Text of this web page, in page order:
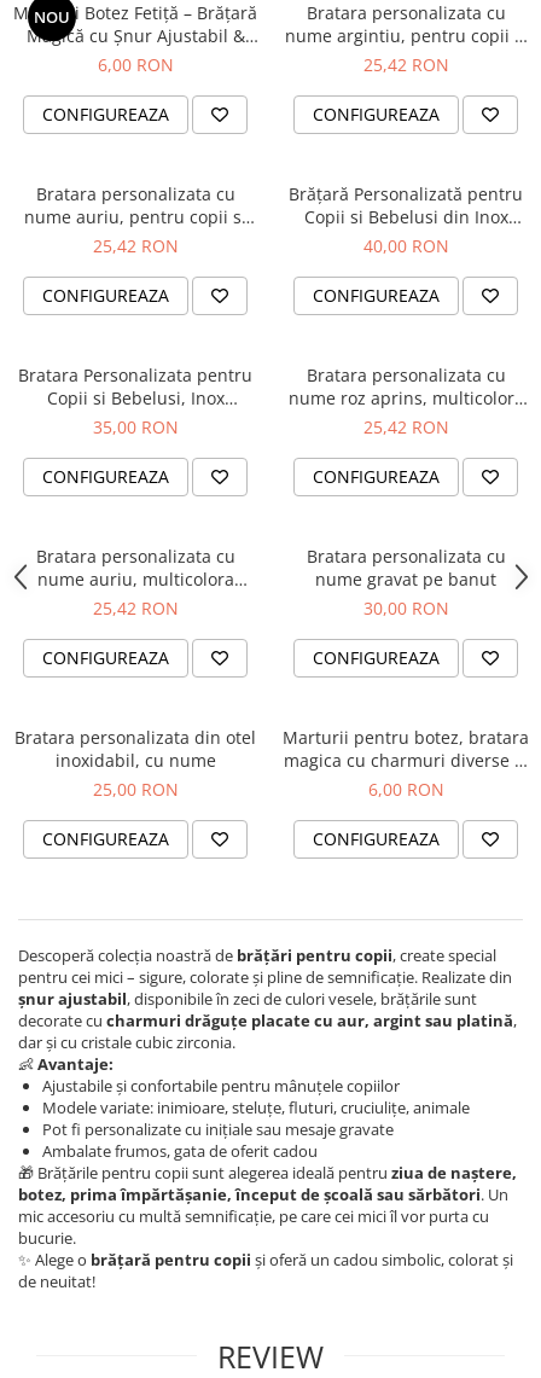
NOU
Mărturii Botez Fetiță – Brățară
Magică cu Șnur Ajustabil &
Charmuri Placate | Cartonaș
Curcubee și Auriu
6,00 RON
CONFIGUREAZA
Bratara personalizata cu
nume argintiu, pentru copii si
bebelusi, model Craciun, cu
25,42 RON
CONFIGUREAZA
Bratara personalizata cu
nume auriu, pentru copii si
bebelusi, model Craciun, cu
25,42 RON
CONFIGUREAZA
Brățară Personalizată pentru
Copii si Bebelusi din Inox
Waterproof, cu cristale rosii
40,00 RON
CONFIGUREAZA
Bratara Personalizata pentru
Copii si Bebelusi, Inox
Waterproof, Nume & Cristale
35,00 RON
CONFIGUREAZA
Bratara personalizata cu
nume roz aprins, multicolora
nuante aprinse, cu snur
25,42 RON
CONFIGUREAZA
Bratara personalizata cu
nume auriu, multicolora
nuante aprinse, cu snur
25,42 RON
CONFIGUREAZA
Bratara personalizata cu
nume gravat pe banut
30,00 RON
CONFIGUREAZA
Bratara personalizata din otel
inoxidabil, cu nume
25,00 RON
CONFIGUREAZA
Marturii pentru botez, bratara
magica cu charmuri diverse si
cartonas personalizat
6,00 RON
CONFIGUREAZA
Descoperă colecția noastră de brățări pentru copii, create special
pentru cei mici – sigure, colorate și pline de semnificație. Realizate din
șnur ajustabil, disponibile în zeci de culori vesele, brățările sunt
decorate cu charmuri drăguțe placate cu aur, argint sau platină,
dar și cu cristale cubic zirconia.
👶Avantaje:
Ajustabile și confortabile pentru mânuțele copiilor
Modele variate: inimioare, steluțe, fluturi, cruciulițe, animale
Pot fi personalizate cu inițiale sau mesaje gravate
Ambalate frumos, gata de oferit cadou
🎁 Brățările pentru copii sunt alegerea ideală pentru ziua de naștere,
botez, prima împărtășanie, început de școală sau sărbători. Un
mic accesoriu cu multă semnificație, pe care cei mici îl vor purta cu
bucurie.
✨ Alege o brățară pentru copii și oferă un cadou simbolic, colorat și
de neuitat!
REVIEW